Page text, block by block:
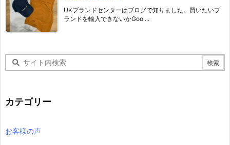
UKブランドセンターはブログで知りました。買いたいブ
ランドを輸入できないかGoo ...
カテゴリー
お客様の声